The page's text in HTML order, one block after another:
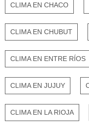
CLIMA EN CHACO
CLIMA EN CHUBUT
CLIMA EN ENTRE RÍOS
CLIMA EN JUJUY
CLIMA EN LA RIOJA